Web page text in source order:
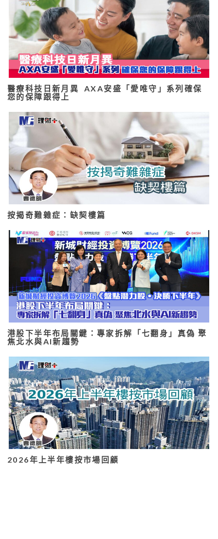
醫療科技日新月異 AXA安盛「愛唯守」系列確保
您的保障跟得上
按揭奇難雜症：缺契樓篇
港股下半年布局關鍵：專家拆解「七翻身」真偽 聚
焦北水與AI新趨勢
2026年上半年樓按市場回顧